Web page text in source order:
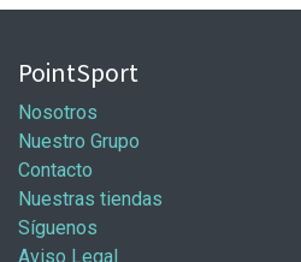
PointSport
Nosotros
Nuestro Grupo
Contacto
Nuestras tiendas
Síguenos
Aviso Legal